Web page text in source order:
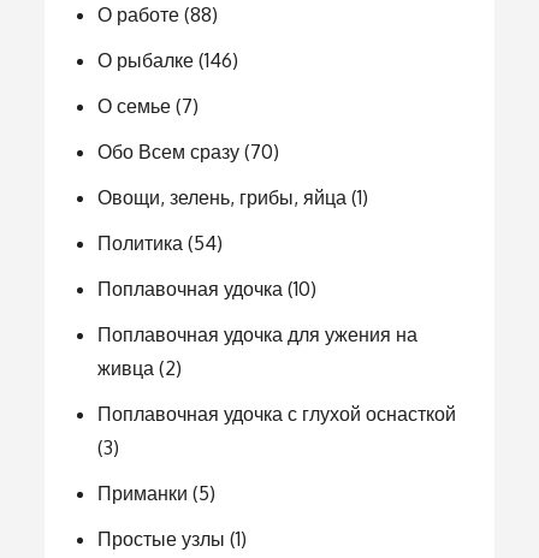
О работе (88)
О рыбалке (146)
О семье (7)
Обо Всем сразу (70)
Овощи, зелень, грибы, яйца (1)
Политика (54)
Поплавочная удочка (10)
Поплавочная удочка для ужения на
живца (2)
Поплавочная удочка с глухой оснасткой
(3)
Приманки (5)
Простые узлы (1)